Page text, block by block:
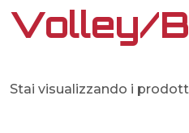
Volley/
Stai visualizzando i